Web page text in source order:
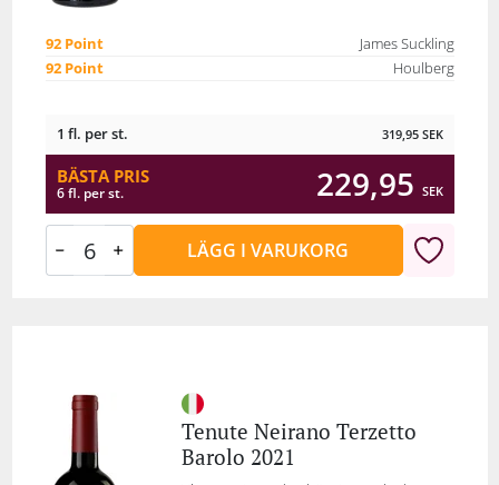
92 Point
James Suckling
92 Point
Houlberg
1 fl. per st. 319,95 SEK
BÄSTA PRIS
6 fl. per st. 229,95 SEK
LÄGG I VARUKORG
Tenute Neirano Terzetto
Barolo 2021